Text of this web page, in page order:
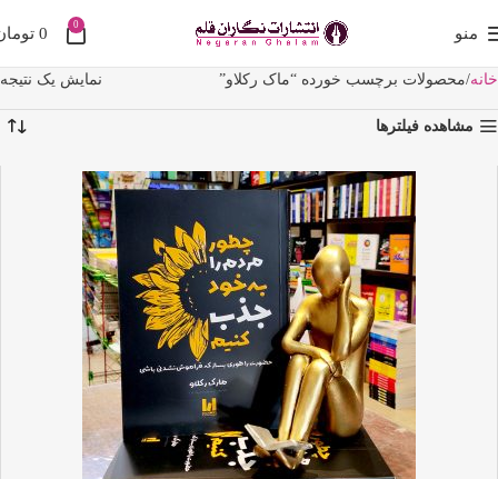
منو 0
0
خانه محصولات برچسب خورده “ماک رکلاو” نمایش یک نتیجه
مشاهده فیلترها